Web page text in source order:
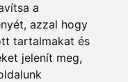
a
azzal hogy
tartalmakat és
jelenít meg,